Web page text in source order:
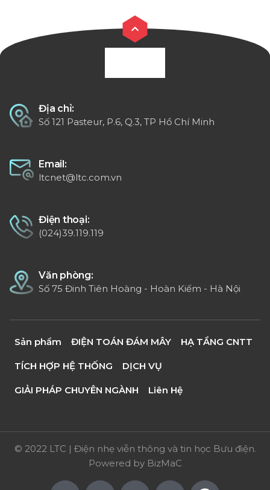
Địa chỉ:
Số 121 Pasteur, P.6, Q.3, TP Hồ Chí Minh
Email:
ltcnet@ltc.com.vn
Điện thoại:
(024)39.119.119
Văn phòng:
Số 75 Đinh Tiên Hoàng - Hoàn Kiếm - Hà Nội
Sản phẩm ĐIỆN TOÁN ĐÁM MÂY HẠ TẦNG CNTT
TÍCH HỢP HỆ THỐNG DỊCH VỤ
GIẢI PHÁP CHUYÊN NGÀNH Liên Hệ
© 2022 LTC | Điện nhẹ viễn thông và tin học Bưu điện.
Powered by BizMaC